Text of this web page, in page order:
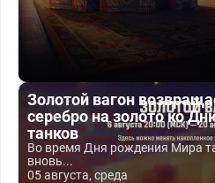
Золотой вагон
серебро на золото ко
танков
Во время Дня рождения Мира
вновь...
05 августа, среда